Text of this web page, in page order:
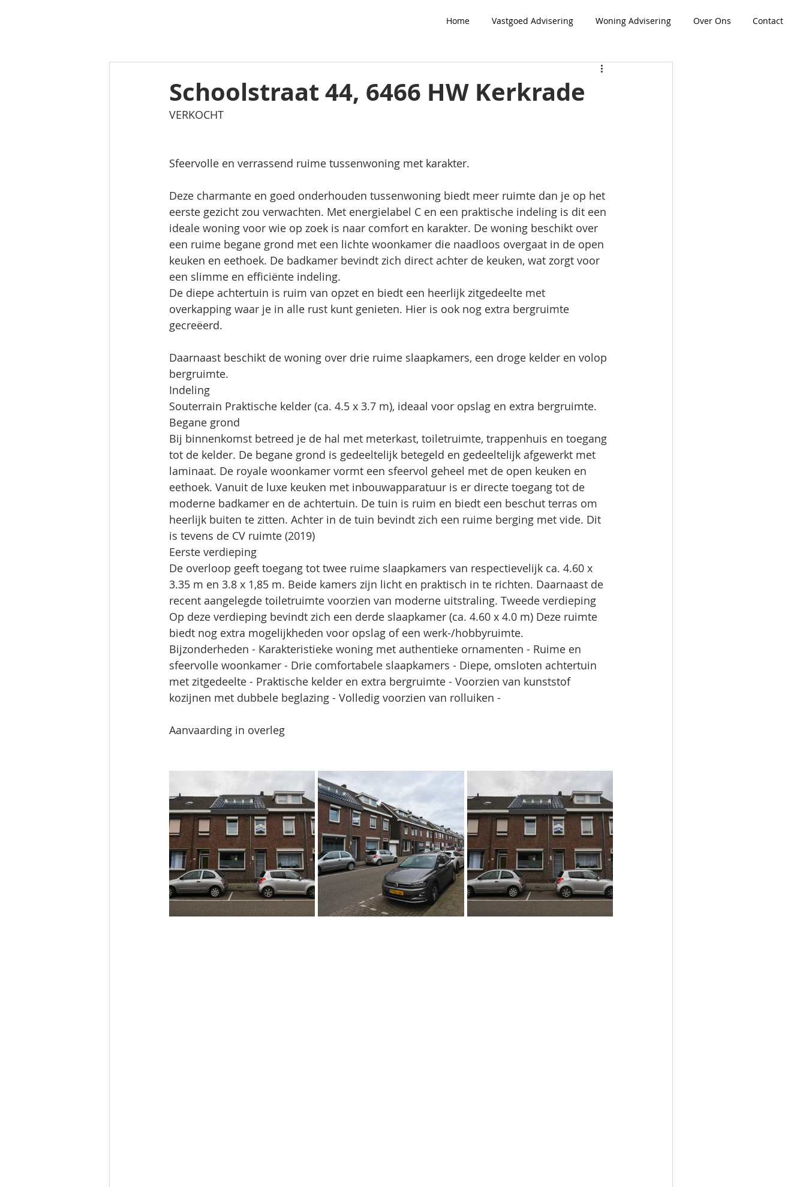
Home Vastgoed Advisering Woning Advisering Over Ons Contact
Schoolstraat 44, 6466 HW Kerkrade
VERKOCHT
Sfeervolle en verrassend ruime tussenwoning met karakter.
Deze charmante en goed onderhouden tussenwoning biedt meer ruimte dan je op het
eerste gezicht zou verwachten. Met energielabel C en een praktische indeling is dit een
ideale woning voor wie op zoek is naar comfort en karakter. De woning beschikt over
een ruime begane grond met een lichte woonkamer die naadloos overgaat in de open
keuken en eethoek. De badkamer bevindt zich direct achter de keuken, wat zorgt voor
een slimme en efficiënte indeling.
De diepe achtertuin is ruim van opzet en biedt een heerlijk zitgedeelte met
overkapping waar je in alle rust kunt genieten. Hier is ook nog extra bergruimte
gecreëerd.
Daarnaast beschikt de woning over drie ruime slaapkamers, een droge kelder en volop
bergruimte.
Indeling
Souterrain Praktische kelder (ca. 4.5 x 3.7 m), ideaal voor opslag en extra bergruimte.
Begane grond
Bij binnenkomst betreed je de hal met meterkast, toiletruimte, trappenhuis en toegang
tot de kelder. De begane grond is gedeeltelijk betegeld en gedeeltelijk afgewerkt met
laminaat. De royale woonkamer vormt een sfeervol geheel met de open keuken en
eethoek. Vanuit de luxe keuken met inbouwapparatuur is er directe toegang tot de
moderne badkamer en de achtertuin. De tuin is ruim en biedt een beschut terras om
heerlijk buiten te zitten. Achter in de tuin bevindt zich een ruime berging met vide. Dit
is tevens de CV ruimte (2019)
Eerste verdieping
De overloop geeft toegang tot twee ruime slaapkamers van respectievelijk ca. 4.60 x
3.35 m en 3.8 x 1,85 m. Beide kamers zijn licht en praktisch in te richten. Daarnaast de
recent aangelegde toiletruimte voorzien van moderne uitstraling. Tweede verdieping
Op deze verdieping bevindt zich een derde slaapkamer (ca. 4.60 x 4.0 m) Deze ruimte
biedt nog extra mogelijkheden voor opslag of een werk-/hobbyruimte.
Bijzonderheden - Karakteristieke woning met authentieke ornamenten - Ruime en
sfeervolle woonkamer - Drie comfortabele slaapkamers - Diepe, omsloten achtertuin
met zitgedeelte - Praktische kelder en extra bergruimte - Voorzien van kunststof
kozijnen met dubbele beglazing - Volledig voorzien van rolluiken -
Aanvaarding in overleg